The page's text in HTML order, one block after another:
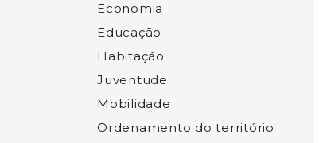
Economia
Educação
Habitação
Juventude
Mobilidade
Ordenamento do território